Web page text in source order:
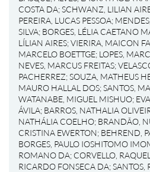
COSTA DA;SCHWANZ, LILIAN
PEREIRA, LUCAS PESSOA;
SILVA; BORGES, LÉLIA CAETANO
LÍLIAN AIRES;VIERIRA, MAICON
MARCELO BOETTGE; LOPES,
NEVES, MARCUS FREITAS;
PACHERREZ;SOUZA, MATHEUS
MAURO HALLAL DOS;SANTOS,
WATANABE, MIGUEL MISHUO;
ÁVILA; BARROS, NATHALIA
NATHÁLIA COELHO; BRANDÃO,
CRISTINA EWERTON; BEHREND,
BORGES, PAULO IOSHITOMO
ROMANO DA; CORVELLO,
RICARDO FONSECA DA;SANTOS,